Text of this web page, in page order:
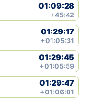
01:09:28
+45:42
01:29:17
+01:05:31
01:29:45
+01:05:59
01:29:47
+01:06:01